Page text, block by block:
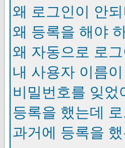
왜 로그인이 안
왜 등록을 해야
왜 자동으로 로
내 사용자 이름
비밀번호를 잊었
등록을 했는데
과거에 등록을